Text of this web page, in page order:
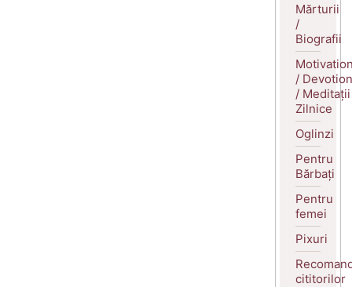
Mărturii
/
Biografii
/
/ Meditații
Zilnice
Oglinzi
Pentru
Bărbați
Pentru
femei
Pixuri
cititorilor